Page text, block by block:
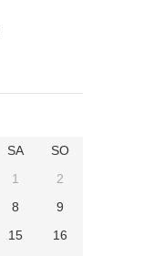
SA
SO
1
2
8
9
15
16